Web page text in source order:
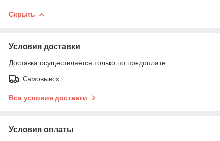
Скрыть
Условия доставки
Доставка осуществляется только по предоплате.
Самовывоз
Все условия доставки
Условия оплаты